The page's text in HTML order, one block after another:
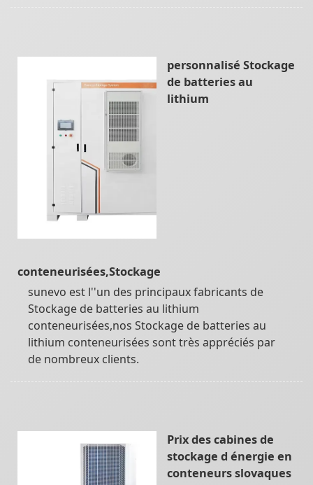
personnalisé Stockage
de batteries au
lithium
conteneurisées,Stockage
sunevo est l''un des principaux fabricants de
Stockage de batteries au lithium
conteneurisées,nos Stockage de batteries au
lithium conteneurisées sont très appréciés par
de nombreux clients.
Prix des cabines de
stockage d énergie en
conteneurs slovaques